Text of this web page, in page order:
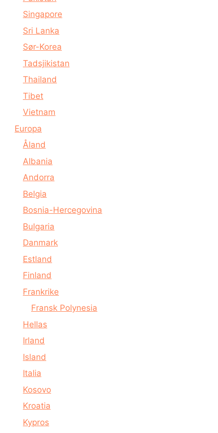
Singapore
Sri Lanka
Sør-Korea
Tadsjikistan
Thailand
Tibet
Vietnam
Europa
Åland
Albania
Andorra
Belgia
Bosnia-Hercegovina
Bulgaria
Danmark
Estland
Finland
Frankrike
Fransk Polynesia
Hellas
Irland
Island
Italia
Kosovo
Kroatia
Kypros